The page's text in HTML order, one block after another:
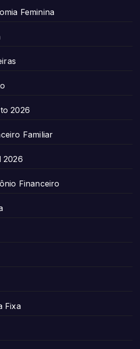
Feminina
2026
Familiar
2026
Financeiro
Fixa